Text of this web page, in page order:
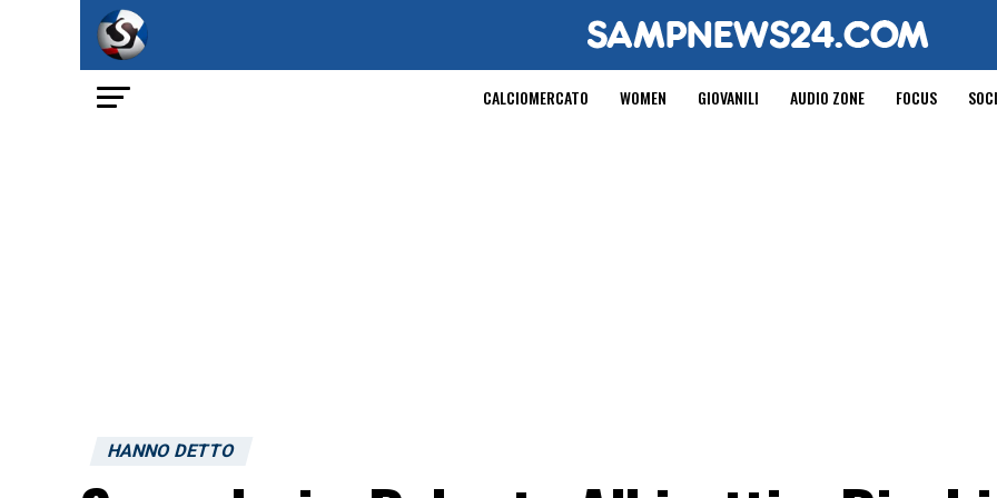
CALCIOMERCATO WOMEN GIOVANILI AUDIO ZONE FOCUS
HANNO DETTO